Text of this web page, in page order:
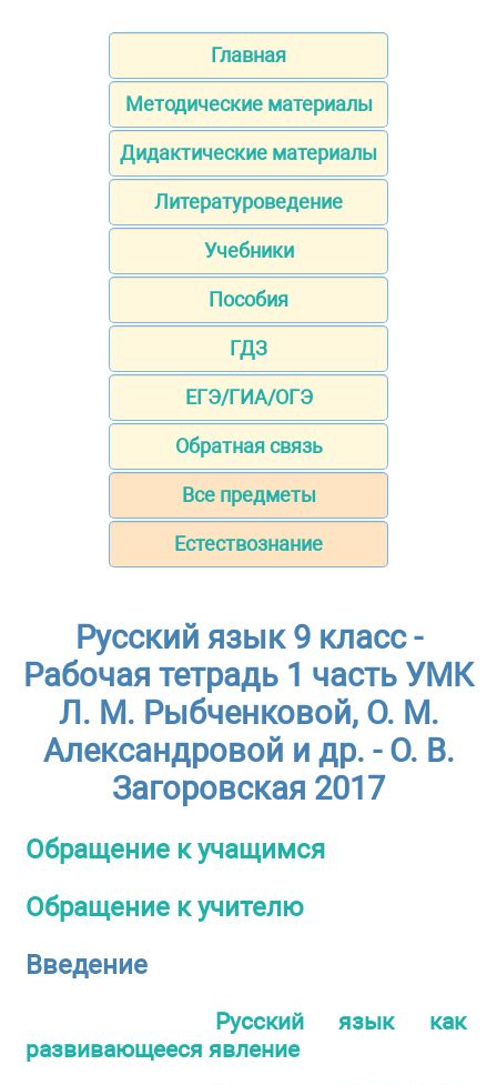
Главная
Методические материалы
Дидактические материалы
Литературоведение
Учебники
Пособия
ГДЗ
ЕГЭ/ГИА/ОГЭ
Обратная связь
Все предметы
Естествознание
Русский язык 9 класс -
Рабочая тетрадь 1 часть УМК
Л. М. Рыбченковой, О. М.
Александровой и др. - О. В.
Загоровская 2017
Обращение к учащимся
Обращение к учителю
Введение
Русский язык как
развивающееся явление